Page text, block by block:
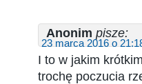
Anonim pisze:
23 marca 2016 o
I to w jakim
trochę poczucia